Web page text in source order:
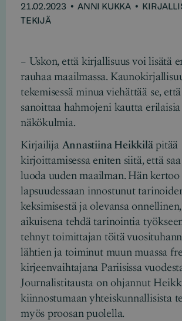
21.02.2023 • ANNI KUKKA •
TEKIJÄ
– Uskon, että kirjallisuus voi lisätä
rauhaa maailmassa.
tekemisessä minua viehättää se,
sanoittaa hahmojeni kautta
näkökulmia.
Kirjailija Annastiina Heikkiläpitää
kirjoittamisessa eniten siitä, että
luoda uuden maailman. Hän
lapsuudessaan innostunut
keksimisestä ja olevansa
aikuisena tehdä tarinointia
tehnyt toimittajan töitä
lähtien ja toiminut muun muassa
kirjeenvaihtajana Pariisissa
Journalistitausta on ohjannut
kiinnostumaan yhteiskunnallisista
myös proosan puolella.